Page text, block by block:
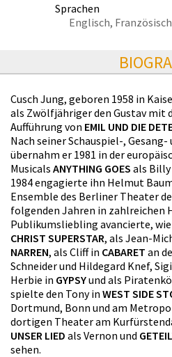
Sprachen
Englisch, Französisch
Cusch Jung, geboren 1958 in
als Zwölfjähriger den Gustav mit
Aufführung von EMIL UND DIE
Nach seiner Schauspiel-,
übernahm er 1981 in der
Musicals ANYTHING GOES als
1984 engagierte ihn Helmut
Ensemble des Berliner Theater
folgenden Jahren in zahlreichen
Publikumsliebling avancierte,
CHRIST SUPERSTAR, als Jean-
NARREN, als Cliff in CABARET an
Schneider und Hildegard Knef,
Herbie in GYPSYund als
spielte den Tony in WEST SIDE
Dortmund, Bonn und am
dortigen Theater am
UNSER LIED als Vernon und
sehen.